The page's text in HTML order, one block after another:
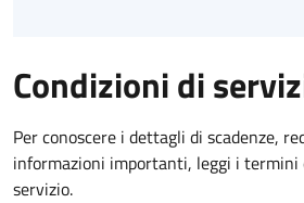
Condizioni di
Per conoscere i dettagli di scadenze,
informazioni importanti, leggi i termini
servizio.